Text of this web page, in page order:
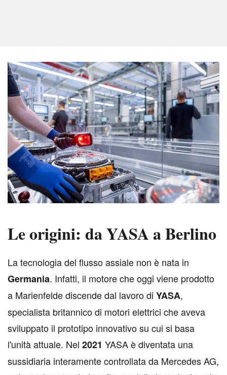
Le origini: da YASA a Berlino
La tecnologia del flusso assiale non è nata in
Germania. Infatti, il motore che oggi viene prodotto
a Marienfelde discende dal lavoro di YASA,
specialista britannico di motori elettrici che aveva
sviluppato il prototipo innovativo su cui si basa
l'unità attuale. Nel 2021 YASA è diventata una
sussidiaria interamente controllata da Mercedes AG,